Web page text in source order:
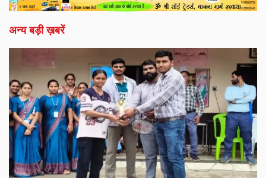
अन्य बड़ी ख़बरें